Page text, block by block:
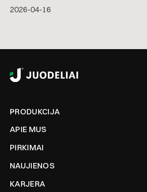
2026-04-16
PRODUKCIJA
APIE MUS
PIRKIMAI
NAUJIENOS
KARJERA